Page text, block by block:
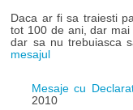
Daca ar fi sa traiesti
tot 100 de ani, dar mai
dar sa nu trebuiasca
mesajul
Mesaje cu
2010